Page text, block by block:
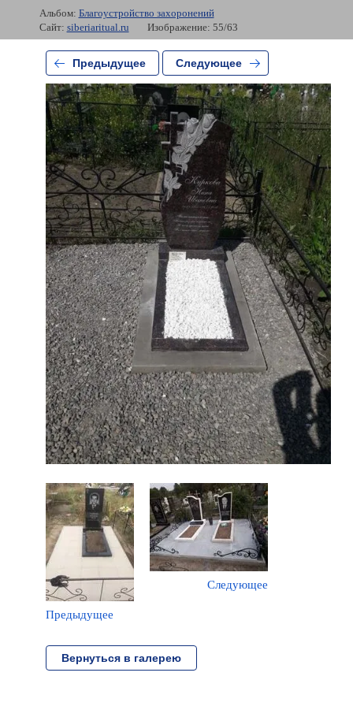
Альбом: Благоустройство захоронений
Сайт: siberiaritual.ru Изображение: 55/63
Предыдущее Следующее
Предыдущее
Следующее
Вернуться в галерею